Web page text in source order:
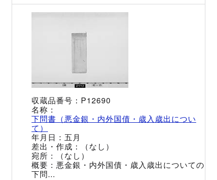
P12690
下問書（悪金銀・内外国債・歳入歳出につい
て）
五月
（なし）
（なし）
悪金銀・内外国債・歳入歳出についての
下問...